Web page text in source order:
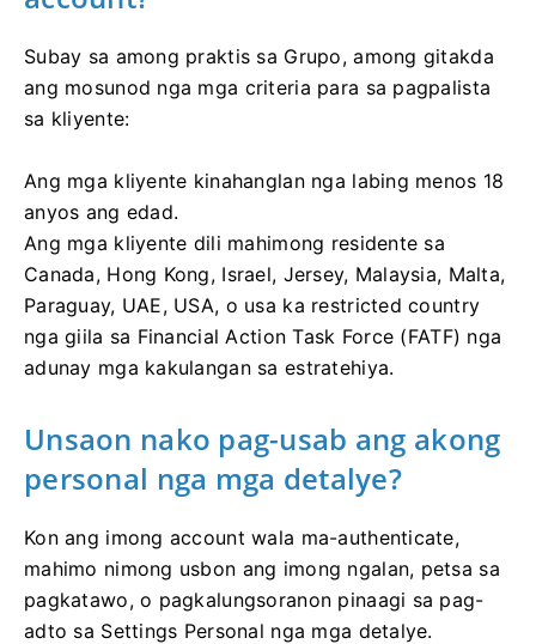
Subay sa among praktis sa Grupo, among gitakda
ang mosunod nga mga criteria para sa pagpalista
sa kliyente:
Ang mga kliyente kinahanglan nga labing menos 18
anyos ang edad.
Ang mga kliyente dili mahimong residente sa
Canada, Hong Kong, Israel, Jersey, Malaysia, Malta,
Paraguay, UAE, USA, o usa ka restricted country
nga giila sa Financial Action Task Force (FATF) nga
adunay mga kakulangan sa estratehiya.
Unsaon nako pag-usab ang akong
personal nga mga detalye?
Kon ang imong account wala ma-authenticate,
mahimo nimong usbon ang imong ngalan, petsa sa
pagkatawo, o pagkalungsoranon pinaagi sa pag-
adto sa Settings Personal nga mga detalye.